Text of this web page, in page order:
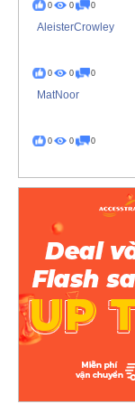
0 0 0
AleisterCrowley
0 0 0
MatNoor
0 0 0